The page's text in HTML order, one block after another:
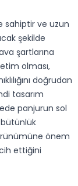
sahiptir ve uzun
şekilde
şartlarına
olması,
doğrudan
tasarım
panjurun sol
önem
ettiğini